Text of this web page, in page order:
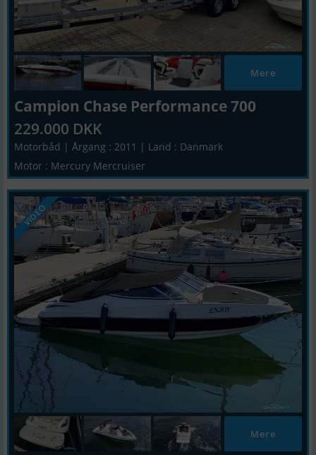
Mere
Campion Chase Performance 700
229.000 DKK
Motorbåd | Årgang : 2011 | Land : Danmark
Motor : Mercury Mercruiser
VIDEO
Mere